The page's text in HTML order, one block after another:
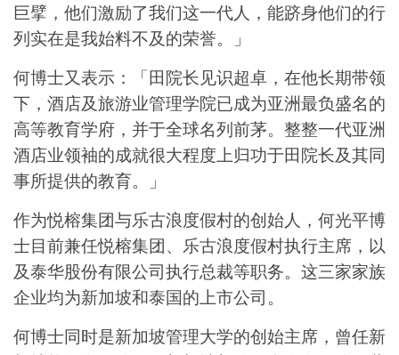
巨擘，他们激励了我们这一代人，能跻身他们的行
列实在是我始料不及的荣誉。」
何博士又表示：「田院长见识超卓，在他长期带领
下，酒店及旅游业管理学院已成为亚洲最负盛名的
高等教育学府，并于全球名列前茅。整整一代亚洲
酒店业领袖的成就很大程度上归功于田院长及其同
事所提供的教育。」
作为悦榕集团与乐古浪度假村的创始人，何光平博
士目前兼任悦榕集团、乐古浪度假村执行主席，以
及泰华股份有限公司执行总裁等职务。这三家家族
企业均为新加坡和泰国的上市公司。
何博士同时是新加坡管理大学的创始主席，曾任新